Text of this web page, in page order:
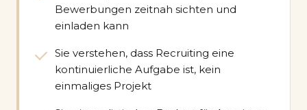
Bewerbungen zeitnah sichten und
einladen kann
Sie verstehen, dass Recruiting eine
kontinuierliche Aufgabe ist, kein
einmaliges Projekt